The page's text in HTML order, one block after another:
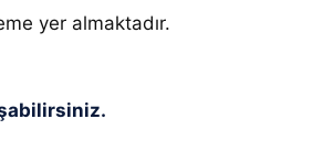
yer almaktadır.